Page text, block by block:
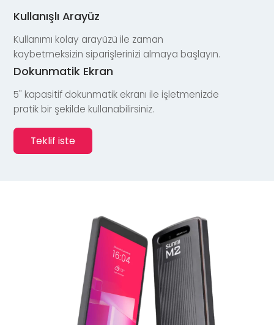
Kullanışlı Arayüz
Kullanımı kolay arayüzü ile zaman
kaybetmeksizin siparişlerinizi almaya başlayın.
Dokunmatik Ekran
5" kapasitif dokunmatik ekranı ile işletmenizde
pratik bir şekilde kullanabilirsiniz.
Teklif iste